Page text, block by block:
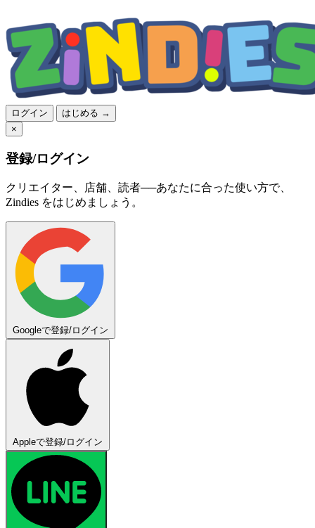
ログイン
はじめる →
×
登録/ログイン
クリエイター、店舗、読者──あなたに合った使い方で、
Zindies をはじめましょう。
Googleで登録/ログイン
Appleで登録/ログイン